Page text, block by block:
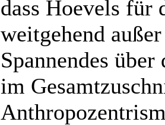
dass Hoevels für
weitgehend
Spannendes
im